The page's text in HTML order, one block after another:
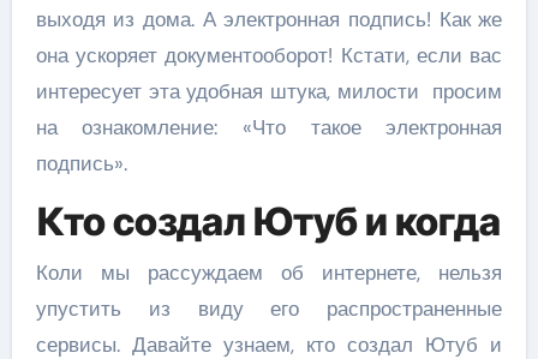
выходя из дома. А электронная подпись! Как же
она ускоряет документооборот! Кстати, если вас
интересует эта удобная штука, милости просим
на ознакомление: «Что такое электронная
подпись».
Кто создал Ютуб и когда
Коли мы рассуждаем об интернете, нельзя
упустить из виду его распространенные
сервисы. Давайте узнаем, кто создал Ютуб и